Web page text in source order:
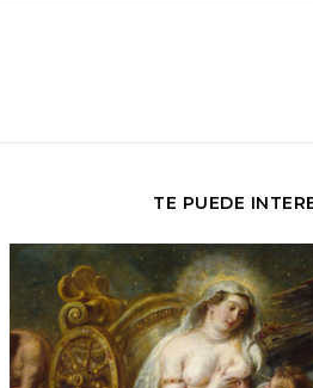
TE PUEDE